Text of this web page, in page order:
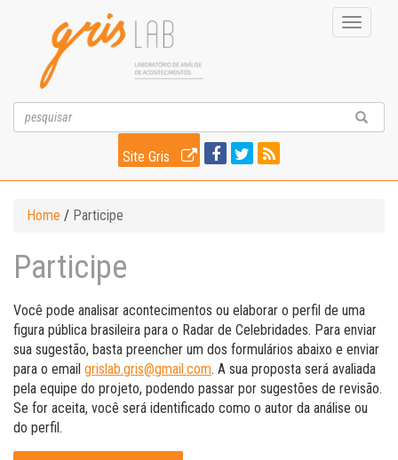
Toggle
Site Gris
Home / Participe
Participe
Você pode analisar acontecimentos ou elaborar o perfil de uma
figura pública brasileira para o Radar de Celebridades. Para enviar
sua sugestão, basta preencher um dos formulários abaixo e enviar
para o email grislab.gris@gmail.com. A sua proposta será avaliada
pela equipe do projeto, podendo passar por sugestões de revisão.
Se for aceita, você será identificado como o autor da análise ou
do perfil.